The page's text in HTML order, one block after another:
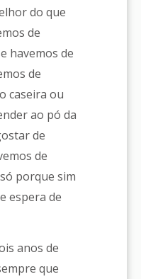
do que
de
havemos de
de
caseira ou
ao pó da
de
de
porque sim
espera de
anos de
que